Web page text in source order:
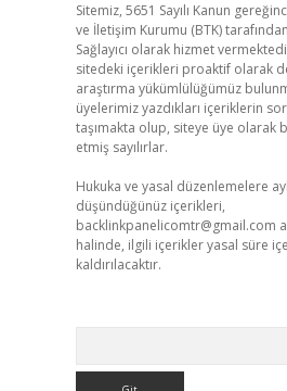
Sitemiz, 5651 Sayılı Kanun
ve İletişim Kurumu (BTK)
Sağlayıcı olarak hizmet
sitedeki içerikleri proaktif olarak
araştırma yükümlülüğümüz
üyelerimiz yazdıkları içeriklerin
taşımakta olup, siteye üye olarak
etmiş sayılırlar.
Hukuka ve yasal düzenlemelere
düşündüğünüz içerikleri,
backlinkpanelicomtr@gmail.com
halinde, ilgili içerikler yasal süre
kaldırılacaktır.